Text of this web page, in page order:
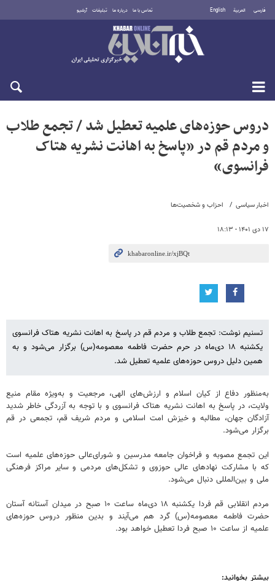
فارسی العربية English تماس با ما درباره ما تبلیغات آرشیو
شنبه ۱۷ مرداد ۱۴۰۵
اخبار سیاسی احزاب و شخصیت‌ها
۱۷ دی ۱۴۰۱ - ۱۸:۱۳
دروس حوزه‌های علمیه تعطیل شد / تجمع طلاب
و مردم قم در «پاسخ به اهانت نشریه هتاک
فرانسوی»
تسنیم نوشت: تجمع طلاب و مردم قم در پاسخ به اهانت نشریه هتاک فرانسوی
یکشنبه ۱۸ دی‌ماه در حرم حضرت فاطمه معصومه(س) برگزار می‌شود و به
همین دلیل دروس حوزه‌های علمیه تعطیل شد.
به‌منظور دفاع از کیان اسلام و ارزش‌های الهی، مرجعیت و به‌ویژه مقام منیع
ولایت، در پاسخ به اهانت نشریه هتاک فرانسوی و با توجه به آزردگی خاطر شدید
آزادگان جهان، مطالبه و خیزش امت اسلامی و مردم شریف قم، تجمعی در قم
برگزار می‌شود.
این تجمع مصوبه و فراخوان جامعه مدرسین و شورای‌عالی حوزه‌های علمیه است
که با مشارکت نهادهای عالی حوزوی و تشکل‌های مردمی و سایر مراکز فرهنگی
ملی و بین‌المللی دنبال می‌شود.
مردم انقلابی قم فردا یکشنبه ۱۸ دی‌ماه ساعت ۱۰ صبح در میدان آستانه آستان
حضرت فاطمه معصومه(س) گرد هم می‌آیند و بدین منظور دروس حوزه‌های
علمیه از ساعت ۱۰ صبح فردا تعطیل خواهد بود.
بیشتر بخوانید: